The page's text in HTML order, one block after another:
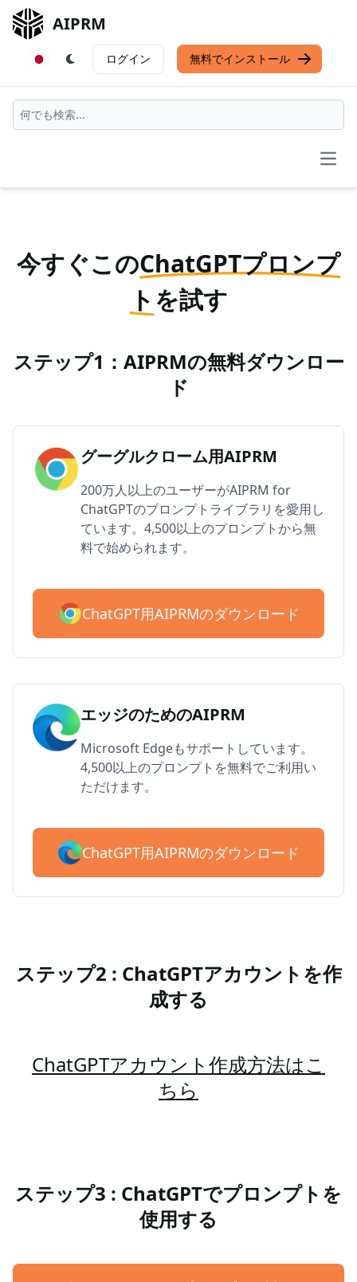
AIPRM
ログイン 無料でインストール
今すぐこのChatGPTプロンプ
ト を試す
ステップ1：AIPRMの無料ダウンロー
ド
グーグルクローム用AIPRM
200万人以上のユーザーがAIPRM for
ChatGPTのプロンプトライブラリを愛用し
ています。4,500以上のプロンプトから無
料で始められます。
ChatGPT用AIPRMのダウンロード
エッジのためのAIPRM
Microsoft Edgeもサポートしています。
4,500以上のプロンプトを無料でご利用い
ただけます。
ChatGPT用AIPRMのダウンロード
ステップ2 : ChatGPTアカウントを作
成する
ChatGPTアカウント作成方法はこ
ちら
ステップ3 : ChatGPTでプロンプトを
使用する